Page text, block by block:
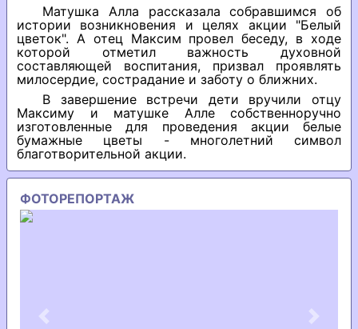
Матушка Алла рассказала собравшимся об
истории возникновения и целях акции "Белый
цветок". А отец Максим провел беседу, в ходе
которой отметил важность духовной
составляющей воспитания, призвал проявлять
милосердие, сострадание и заботу о ближних.
В завершение встречи дети вручили отцу
Максиму и матушке Алле собственноручно
изготовленные для проведения акции белые
бумажные цветы - многолетний символ
благотворительной акции.
ФОТОРЕПОРТАЖ
Previous Next